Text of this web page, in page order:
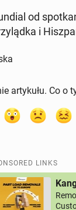
od
i
artykułu. Co o
LINKS